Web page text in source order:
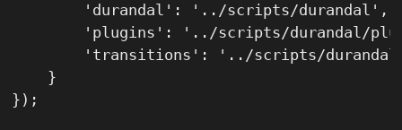
        'durandal': '../scripts/durandal',
'plugins': '../scripts/durandal/
'transitions': '../scripts/
    }
});